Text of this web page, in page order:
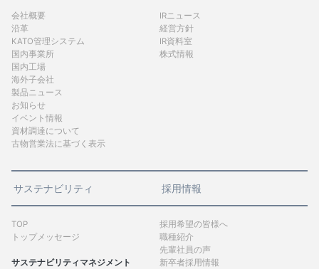
会社概要
沿革
KATO管理システム
国内事業所
国内工場
海外子会社
製品ニュース
お知らせ
イベント情報
資材調達について
古物営業法に基づく表示
IRニュース
経営方針
IR資料室
株式情報
サステナビリティ
TOP
トップメッセージ
サステナビリティマネジメント
採用情報
採用希望の皆様へ
職種紹介
先輩社員の声
新卒者採用情報